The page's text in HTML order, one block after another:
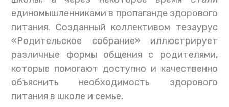
единомышленниками в пропаганде здорового
питания. Созданный коллективом тезаурус
«Родительское собрание» иллюстрирует
различные формы общения с родителями,
которые помогают доступно и качественно
объяснить необходимость здорового
питания в школе и семье.